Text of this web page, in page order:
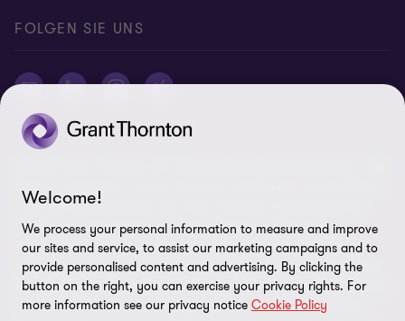
FOLGEN SIE UNS
Rechte vorbehalten. „Grant Thornton“ bezieht sich auf die Marke,
unter der Mitgliedsfirmen der Grant Thornton International Ltd
(„GTIL“), je nach Kontext eine oder mehrere, Prüfungs-,
Steuerberatungs- und andere Beratungs-leistungen (insgesamt
„Leistungen“) für ihre Mandanten erbringen. Die Grant Thornton
AG Wirtschaftsprüfungsgesellschaft ist die deutsche Mitgliedsfirma
von GTIL. GTIL und deren Mitgliedsfirmen sind keine weltweite
Welcome!
We process your personal information to measure and improve
our sites and service, to assist our marketing campaigns and to
provide personalised content and advertising. By clicking the
button on the right, you can exercise your privacy rights. For
more information see our privacy notice Cookie Policy